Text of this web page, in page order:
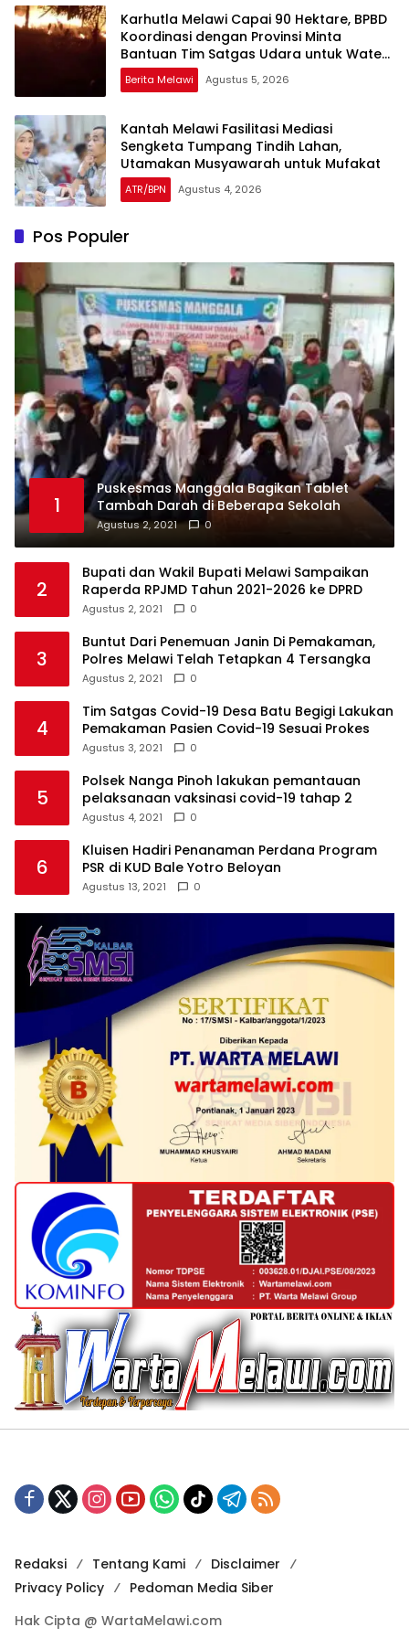
Karhutla Melawi Capai 90 Hektare, BPBD
Koordinasi dengan Provinsi Minta
Bantuan Tim Satgas Udara untuk Water
Bombing
Berita Melawi Agustus 5, 2026
Kantah Melawi Fasilitasi Mediasi
Sengketa Tumpang Tindih Lahan,
Utamakan Musyawarah untuk Mufakat
ATR/BPN Agustus 4, 2026
Pos Populer
1
Puskesmas Manggala Bagikan Tablet
Tambah Darah di Beberapa Sekolah
Agustus 2, 2021 0
2
Bupati dan Wakil Bupati Melawi Sampaikan
Raperda RPJMD Tahun 2021-2026 ke DPRD
Agustus 2, 2021 0
3
Buntut Dari Penemuan Janin Di Pemakaman,
Polres Melawi Telah Tetapkan 4 Tersangka
Agustus 2, 2021 0
4
Tim Satgas Covid-19 Desa Batu Begigi Lakukan
Pemakaman Pasien Covid-19 Sesuai Prokes
Agustus 3, 2021 0
5
Polsek Nanga Pinoh lakukan pemantauan
pelaksanaan vaksinasi covid-19 tahap 2
Agustus 4, 2021 0
6
Kluisen Hadiri Penanaman Perdana Program
PSR di KUD Bale Yotro Beloyan
Agustus 13, 2021 0
Redaksi Tentang Kami
Disclaimer
Privacy Policy
Pedoman Media Siber
Hak Cipta @ WartaMelawi.com